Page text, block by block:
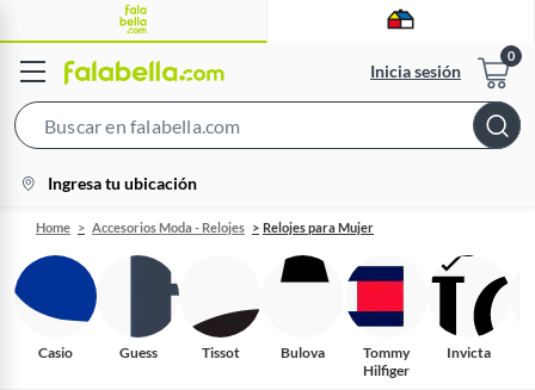
Inicia sesión
Bar
location-
icon
Ingresa tu ubicación
Home Accesorios Moda - Relojes Relojes para Mujer
Casio Guess Tissot Bulova
Tommy
Hilfiger
Invicta